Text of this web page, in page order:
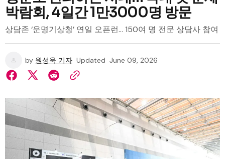
박람회, 4일간 1만3000명 방문
상담존 ‘운명기상청’ 연일 오픈런… 150여 명 전문 상담사 참여
by 원성욱 기자 Updated June 09, 2026